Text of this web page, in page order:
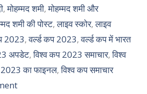
,मोहम्मद शमी,मोहम्मद शमी और
शमी की पोस्ट,लाइव स्कोर,लाइव
2023,वर्ल्ड कप 2023,वर्ल्ड कप में भारत
अपडेट,विश्व कप 2023 समाचार,विश्व
का फाइनल,विश्व कप समाचार